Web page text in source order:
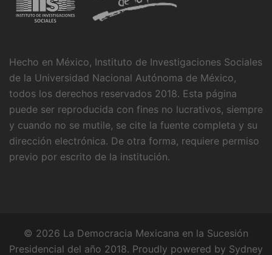
Hecho en México, Instituto de Investigaciones Sociales
de la Universidad Nacional Autónoma de México,
todos los derechos reservados 2018. Esta página
puede ser reproducida con fines no lucrativos, siempre
y cuando no se mutile, se cite la fuente completa y su
dirección electrónica. De otra forma, requiere permiso
previo por escrito de la institución.
© 2026 La Democracia Mexicana en la Sucesión
Presidencial del año 2018. Proudly powered by Sydney